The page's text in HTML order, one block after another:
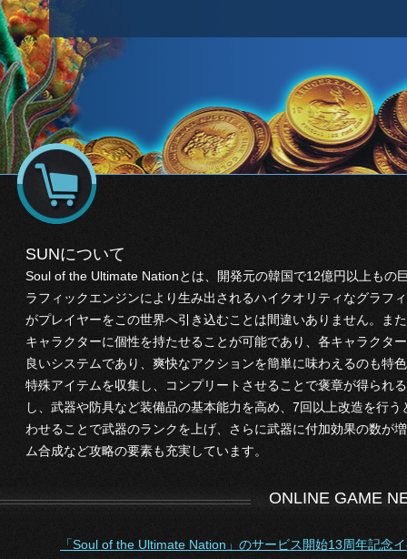
SUNについて
Soul of the Ultimate Nationとは、開発元の韓国で12億円以上もの
ラフィックエンジンにより生み出されるハイクオリティなグラフ
がプレイヤーをこの世界へ引き込むことは間違いありません。ま
キャラクターに個性を持たせることが可能であり、各キャラクタ
良いシステムであり、爽快なアクションを簡単に味わえるのも特
特殊アイテムを収集し、コンプリートさせることで褒章が得られ
し、武器や防具など装備品の基本能力を高め、7回以上改造を行
わせることで武器のランクを上げ、さらに武器に付加効果の数が
ム合成など攻略の要素も充実しています。
ONLINE GAME
「Soul of the Ultimate Nation」のサービス開始13周年記念